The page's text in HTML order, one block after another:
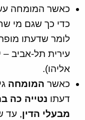
כאשר המומחה
כדי כך שגם מי
אליהו).
כאשר המומחה
דעתו נטייה כה
מבעלי הדין, עד